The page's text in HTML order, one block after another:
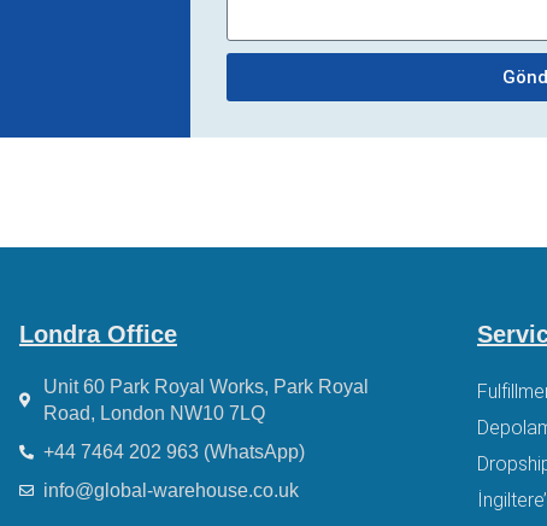
Londra Office
Unit 60 Park Royal Works, Park Royal
Road, London NW10 7LQ
+44 7464 202 963 (WhatsApp)
info@global-warehouse.co.uk